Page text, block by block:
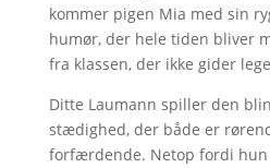
kommer pigen Mia med sin
humør, der hele tiden bliver
fra klassen, der ikke gider
Ditte Laumann spiller den
stædighed, der både er
forfærdende. Netop fordi